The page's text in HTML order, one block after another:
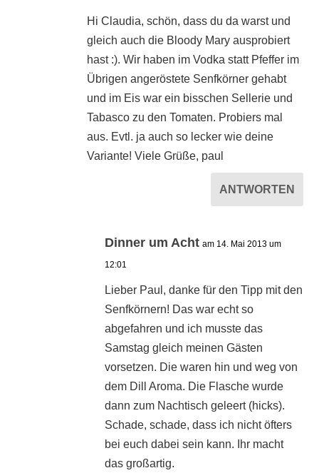
Hi Claudia, schön, dass du da warst und
gleich auch die Bloody Mary ausprobiert
hast :). Wir haben im Vodka statt Pfeffer im
Übrigen angeröstete Senfkörner gehabt
und im Eis war ein bisschen Sellerie und
Tabasco zu den Tomaten. Probiers mal
aus. Evtl. ja auch so lecker wie deine
Variante! Viele Grüße, paul
ANTWORTEN
Dinner um Acht am 14. Mai 2013 um
12:01
Lieber Paul, danke für den Tipp mit den
Senfkörnern! Das war echt so
abgefahren und ich musste das
Samstag gleich meinen Gästen
vorsetzen. Die waren hin und weg von
dem Dill Aroma. Die Flasche wurde
dann zum Nachtisch geleert (hicks).
Schade, schade, dass ich nicht öfters
bei euch dabei sein kann. Ihr macht
das großartig.